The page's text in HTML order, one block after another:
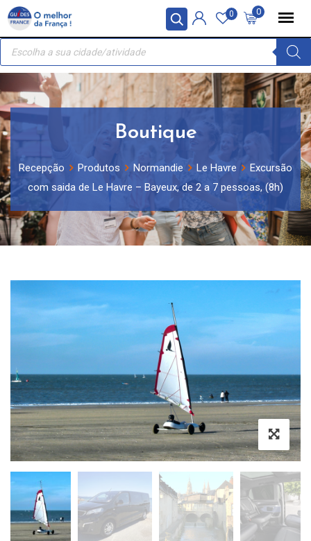
Painel de Gerenciamento de Cookies
Skip
content
0
0
Recherche
produits
Boutique
Recepção Produtos Normandie Le Havre
Excursão
com saida de Le Havre – Bayeux, de 2 a 7 pessoas, (8h)